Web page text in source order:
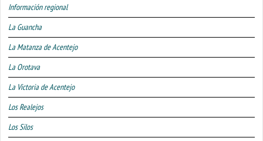
Información regional
La Guancha
La Matanza de Acentejo
La Orotava
La Victoria de Acentejo
Los Realejos
Los Silos